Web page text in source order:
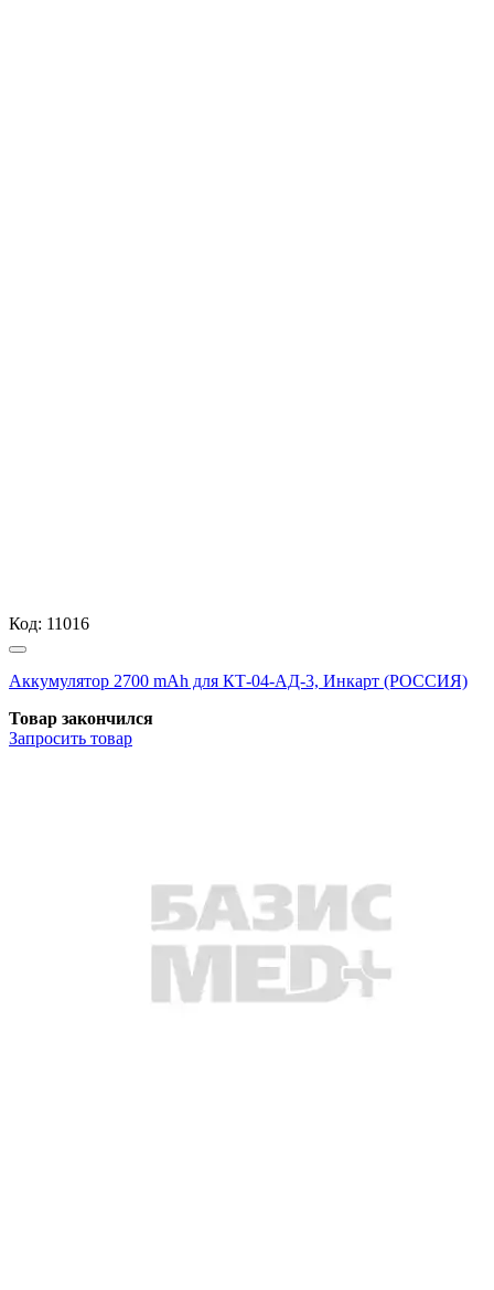
Код: 11016
Аккумулятор 2700 mAh для КТ-04-АД-3, Инкарт (РОССИЯ)
Товар закончился
Запросить товар